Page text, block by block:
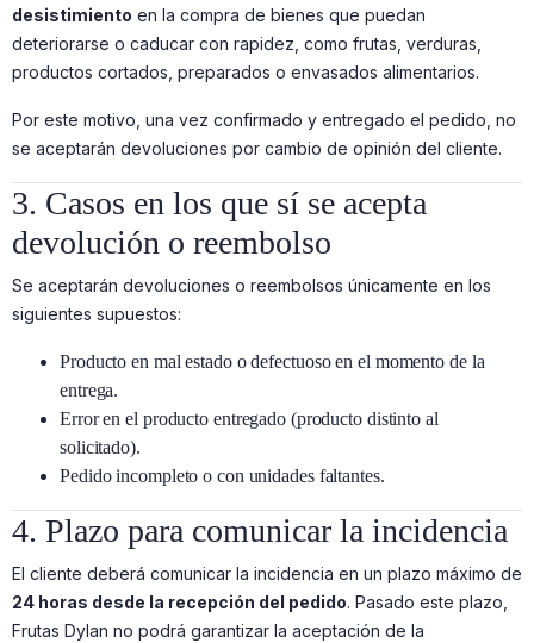
desistimiento en la compra de bienes que puedan
deteriorarse o caducar con rapidez, como frutas, verduras,
productos cortados, preparados o envasados alimentarios.
Por este motivo, una vez confirmado y entregado el pedido, no
se aceptarán devoluciones por cambio de opinión del cliente.
3. Casos en los que sí se acepta
devolución o reembolso
Se aceptarán devoluciones o reembolsos únicamente en los
siguientes supuestos:
Producto en mal estado o defectuoso en el momento de la
entrega.
Error en el producto entregado (producto distinto al
solicitado).
Pedido incompleto o con unidades faltantes.
4. Plazo para comunicar la incidencia
El cliente deberá comunicar la incidencia en un plazo máximo de
24 horas desde la recepción del pedido. Pasado este plazo,
Frutas Dylan no podrá garantizar la aceptación de la